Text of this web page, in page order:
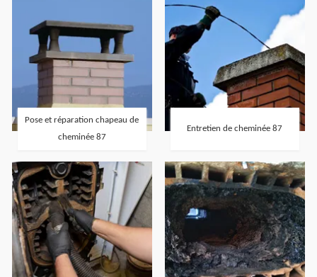
Pose et réparation chapeau de
cheminée 87
Entretien de cheminée 87